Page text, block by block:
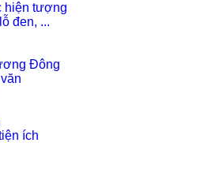
hiện tượng
đen, ...
Đông
ích